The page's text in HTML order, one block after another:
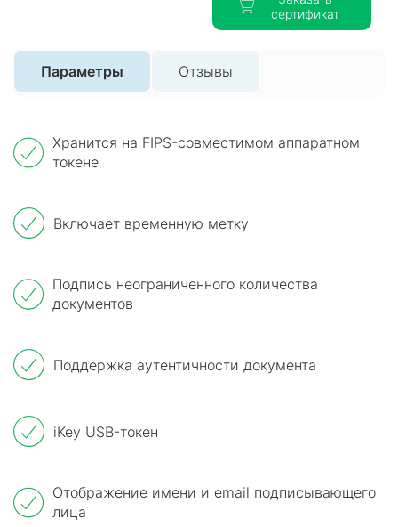
сертификат
Параметры Отзывы
Хранится на FIPS-совместимом аппаратном
токене
Включает временную метку
Подпись неограниченного количества
документов
Поддержка аутентичности документа
iKey USB-токен
Отображение имени и email подписывающего
лица